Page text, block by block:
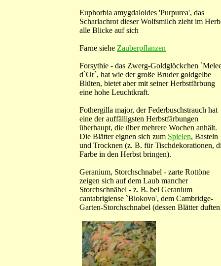
Euphorbia amygdaloides 'Purpurea', das
Scharlachrot dieser Wolfsmilch zieht im
alle Blicke auf sich
Farne siehe Zauberpflanzen
Forsythie - das Zwerg-Goldglöckchen
d`Or`, hat wie der große Bruder goldgelbe
Blüten, bietet aber mit seiner Herbstfärbung
eine hohe Leuchtkraft.
Fothergilla major, der Federbuschstrauch hat
eine der auffälligsten Herbstfärbungen
überhaupt, die über mehrere Wochen anhält.
Die Blätter eignen sich zum Spielen, Basteln
und Trocknen (z. B. für Tischdekorationen,
Farbe in den Herbst bringen).
Geranium, Storchschnabel - zarte Rottöne
zeigen sich auf dem Laub mancher
Storchschnäbel - z. B. bei Geranium
cantabrigiense `Biokovo', dem Cambridge-
Garten-Storchschnabel (dessen Blätter